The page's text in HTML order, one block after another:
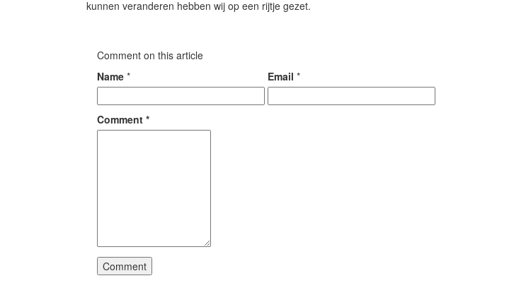
kunnen veranderen hebben wij op een rijtje gezet.
Comment on this article
Name * Email *
Comment *